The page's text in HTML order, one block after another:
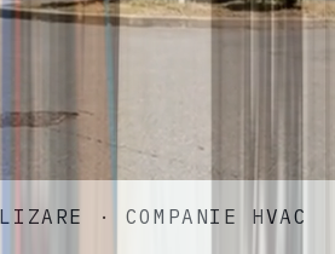
· COMPANIE HVAC